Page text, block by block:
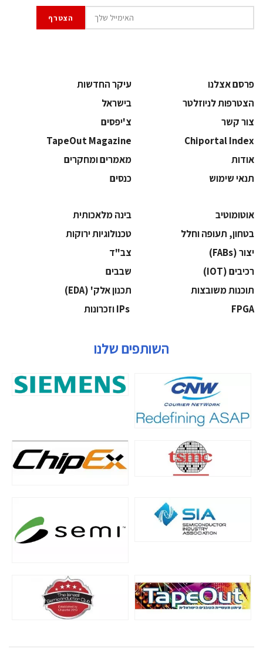
פרסם אצלנו
עיקר החדשות
הצטרפות לניוזלטר
בישראל
צור קשר
צ'יפסים
Chiportal Index
TapeOut Magazine
אודות
מאמרים ומחקרים
תנאי שימוש
כנסים
אוטומוטיב
בינה מלאכותית
בטחון, תעופה וחלל
‫טכנולוגיות ירוקות‬
‫יצור (‪(FABs‬‬
‫צב"ד‬
‫רכיבים‬ (IOT)
‫שבבים‬
‫תוכנות משובצות‬
‫תכנון אלק' (‪(EDA‬‬
‫‪FPGA‬‬
השותפים שלנו